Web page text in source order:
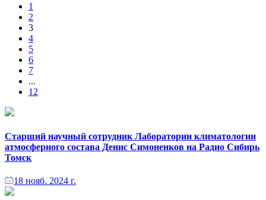
1
2
3
4
5
6
7
...
12
Старший научный сотрудник Лаборатории климатологии
атмосферного состава Денис Симоненков на Радио Сибирь
Томск
18 нояб. 2024 г.